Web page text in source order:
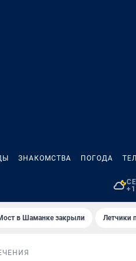
ЗНАКОМСТВА ПОГОДА
в Шаманке закрыли Летчики